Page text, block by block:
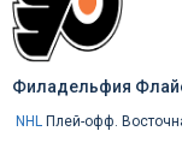
Филадельфия
NHL Плей-офф.